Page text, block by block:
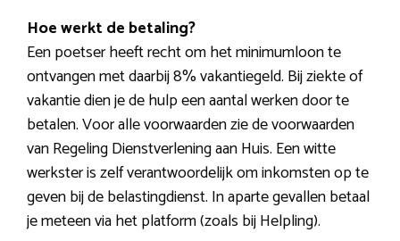
Hoe werkt de betaling?
Een poetser heeft recht om het minimumloon te
ontvangen met daarbij 8% vakantiegeld. Bij ziekte of
vakantie dien je de hulp een aantal werken door te
betalen. Voor alle voorwaarden zie de voorwaarden
van Regeling Dienstverlening aan Huis. Een witte
werkster is zelf verantwoordelijk om inkomsten op te
geven bij de belastingdienst. In aparte gevallen betaal
je meteen via het platform (zoals bij Helpling).